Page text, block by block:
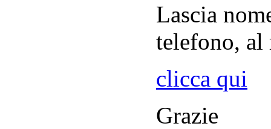
Lascia
telefono, al
clicca qui
Grazie